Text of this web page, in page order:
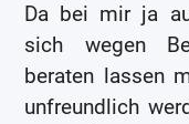
Da bei mir ja
sich wegen
beraten lassen
unfreundlich